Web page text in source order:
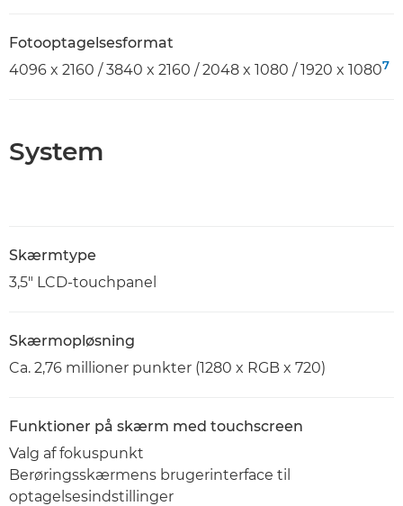
Fotooptagelsesformat
4096 x 2160 / 3840 x 2160 / 2048 x 1080 / 1920 x 10807
System
Skærmtype
3,5" LCD-touchpanel
Skærmopløsning
Ca. 2,76 millioner punkter (1280 x RGB x 720)
Funktioner på skærm med touchscreen
Valg af fokuspunkt
Berøringsskærmens brugerinterface til
optagelsesindstillinger